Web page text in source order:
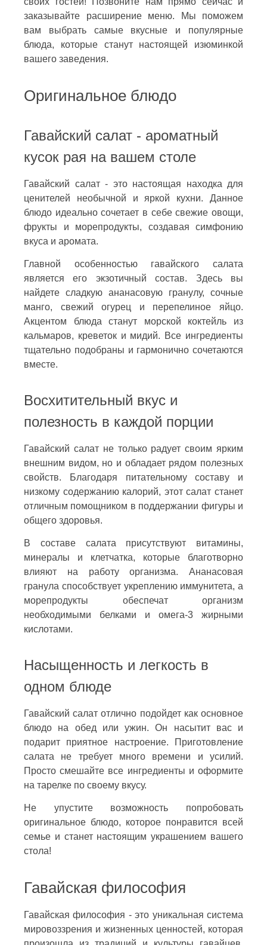
заказывайте расширение меню. Мы поможем
вам выбрать самые вкусные и популярные
блюда, которые станут настоящей изюминкой
вашего заведения.
Оригинальное блюдо
Гавайский салат - ароматный
кусок рая на вашем столе
Гавайский салат - это настоящая находка для
ценителей необычной и яркой кухни. Данное
блюдо идеально сочетает в себе свежие овощи,
фрукты и морепродукты, создавая симфонию
вкуса и аромата.
Главной особенностью гавайского салата
является его экзотичный состав. Здесь вы
найдете сладкую ананасовую гранулу, сочные
манго, свежий огурец и перепелиное яйцо.
Акцентом блюда станут морской коктейль из
кальмаров, креветок и мидий. Все ингредиенты
тщательно подобраны и гармонично сочетаются
вместе.
Восхитительный вкус и
полезность в каждой порции
Гавайский салат не только радует своим ярким
внешним видом, но и обладает рядом полезных
свойств. Благодаря питательному составу и
низкому содержанию калорий, этот салат станет
отличным помощником в поддержании фигуры и
общего здоровья.
В составе салата присутствуют витамины,
минералы и клетчатка, которые благотворно
влияют на работу организма. Ананасовая
гранула способствует укреплению иммунитета, а
морепродукты обеспечат организм
необходимыми белками и омега-3 жирными
кислотами.
Насыщенность и легкость в
одном блюде
Гавайский салат отлично подойдет как основное
блюдо на обед или ужин. Он насытит вас и
подарит приятное настроение. Приготовление
салата не требует много времени и усилий.
Просто смешайте все ингредиенты и оформите
на тарелке по своему вкусу.
Не упустите возможность попробовать
оригинальное блюдо, которое понравится всей
семье и станет настоящим украшением вашего
стола!
Гавайская философия
Гавайская философия - это уникальная система
мировоззрения и жизненных ценностей, которая